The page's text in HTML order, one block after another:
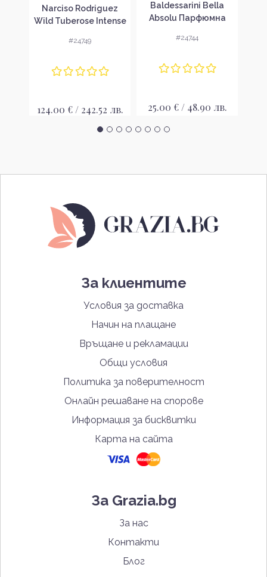
Narciso Rodriguez
Wild Tuberose Intense
жени EDP
#24749
124.00 € / 242.52 лв.
Baldessarini Bella
Absolu Парфюмна
#24744
25.00 € / 48.90 лв.
За клиентите
Условия за доставка
Начин на плащане
Връщане и рекламации
Общи условия
Политика за поверителност
Онлайн решаване на спорове
Информация за бисквитки
Карта на сайта
За Grazia.bg
За нас
Контакти
Блог